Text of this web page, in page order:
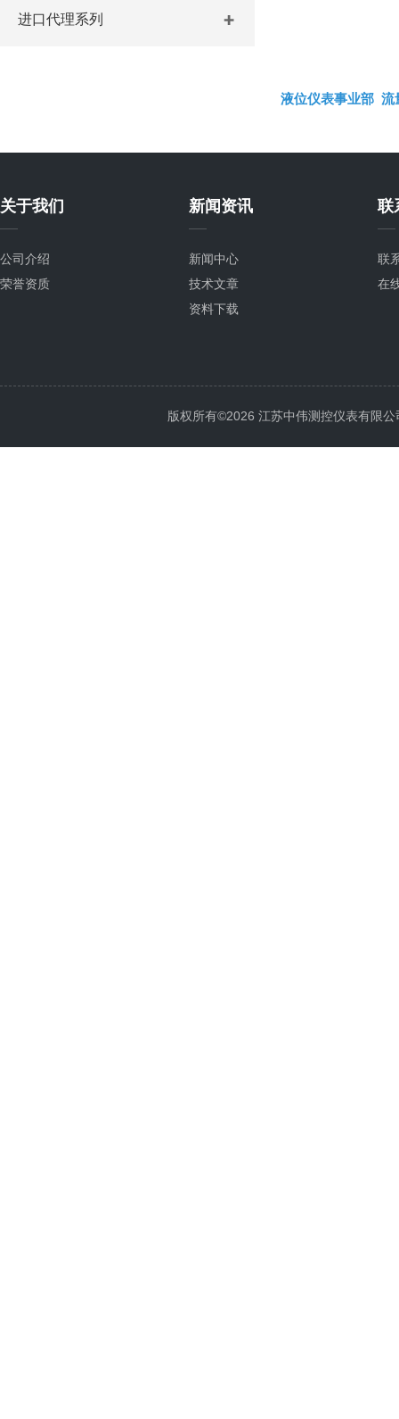
进口代理系列
液位仪表事业部 流
关于我们
公司介绍
荣誉资质
新闻资讯
新闻中心
技术文章
资料下载
联
联
在
版权所有©2026 江苏中伟测控仪表有限